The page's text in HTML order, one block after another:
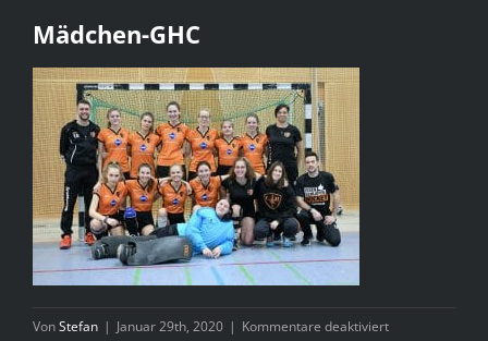
Mädchen-GHC
VonStefan | Januar 29th, 2020 | Kommentare deaktiviertfür